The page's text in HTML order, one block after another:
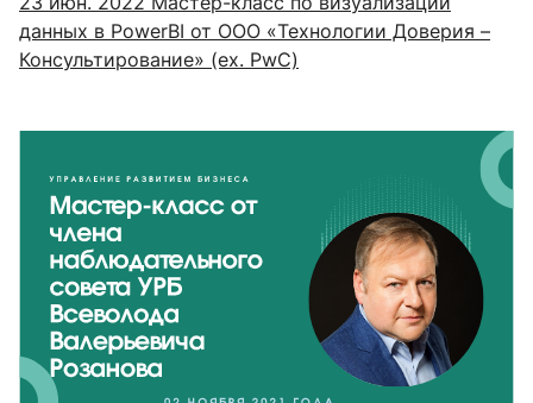
данных в PowerBI от ООО «Технологии Доверия –
Консультирование» (ex. PwC)